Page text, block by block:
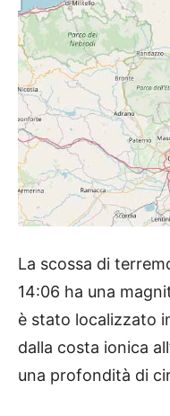
La scossa di
14:06 ha una
è stato localizzato
dalla costa ionica
una profondità di